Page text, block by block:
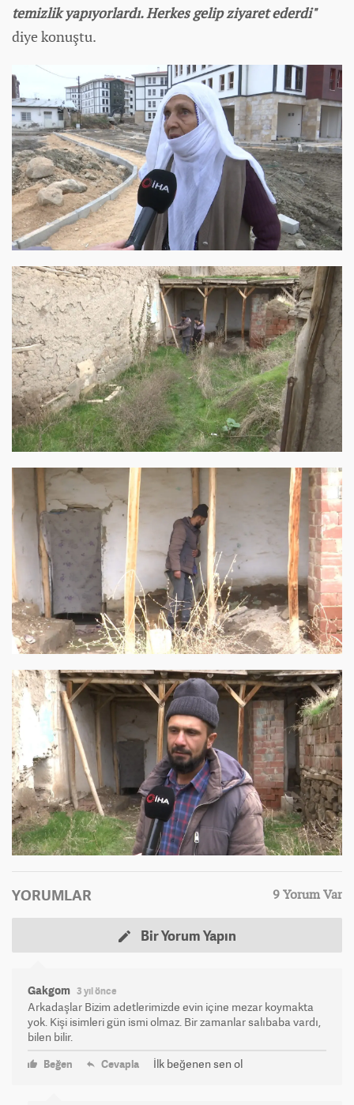
temizlik yapıyorlardı. Herkes gelip ziyaret ederdi"
diye konuştu.
YORUMLAR 9 Yorum Var
Bir Yorum Yapın
Gakgom 3 yıl önce
Arkadaşlar Bizim adetlerimizde evin içine mezar koymakta
yok. Kişi isimleri gün ismi olmaz. Bir zamanlar salıbaba vardı,
bilen bilir.
Beğen Cevapla İlk beğenen sen ol